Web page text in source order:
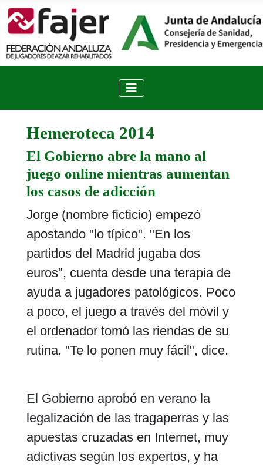
Hemeroteca 2014
El Gobierno abre la mano al
juego online mientras aumentan
los casos de adicción
Jorge (nombre ficticio) empezó
apostando "lo típico". "En los
partidos del Madrid jugaba dos
euros", cuenta desde una terapia de
ayuda a jugadores patológicos. Poco
a poco, el juego a través del móvil y
el ordenador tomó las riendas de su
rutina. "Te lo ponen muy fácil", dice.
El Gobierno aprobó en verano la
legalización de las tragaperras y las
apuestas cruzadas en Internet, muy
adictivas según los expertos, y ha